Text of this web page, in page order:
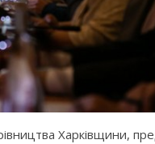
Харківщини,